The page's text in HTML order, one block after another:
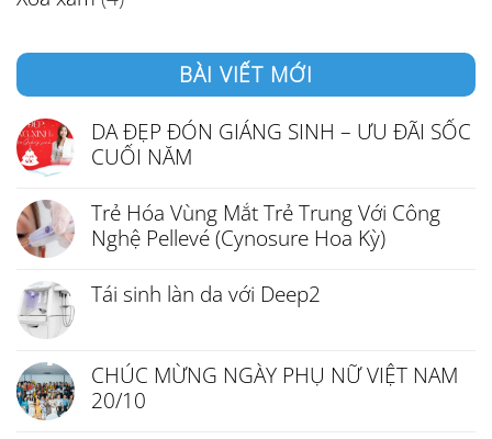
BÀI VIẾT MỚI
DA ĐẸP ĐÓN GIÁNG SINH – ƯU ĐÃI SỐC
CUỐI NĂM
Trẻ Hóa Vùng Mắt Trẻ Trung Với Công
Nghệ Pellevé (Cynosure Hoa Kỳ)
Tái sinh làn da với Deep2
CHÚC MỪNG NGÀY PHỤ NỮ VIỆT NAM
20/10